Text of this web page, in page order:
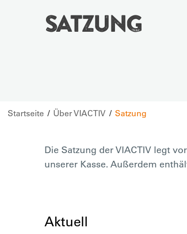
SATZUNG
Startseite Über VIACTIV Satzung
Die Satzung der VIACTIV legt
unserer Kasse. Außerdem
Aktuell